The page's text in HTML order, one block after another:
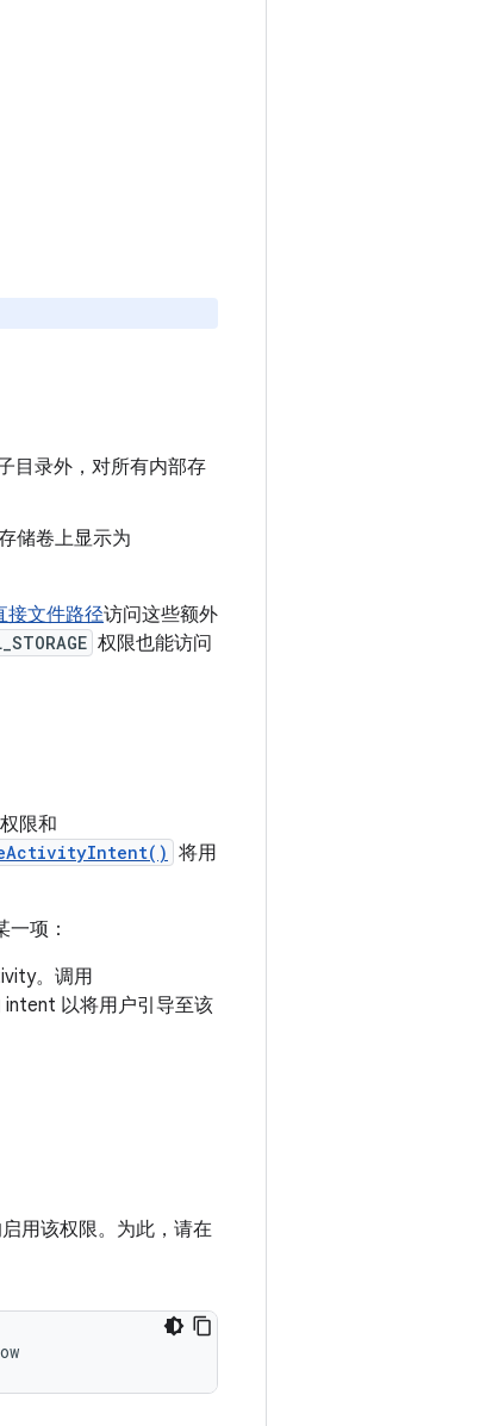
目录外，对所有内部存
储卷上显示为
接文件路径访问这些额外
权限也能访问
权限和
将用
项：
。调用
以将用户引导至该
用该权限。为此，请在